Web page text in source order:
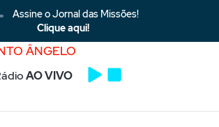
Assine o Jornal das Missões!
Clique aqui!
ÂNGELO
AO VIVO